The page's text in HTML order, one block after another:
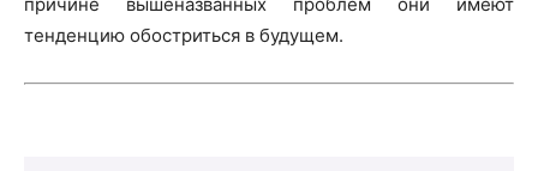
тенденцию обостриться в будущем.